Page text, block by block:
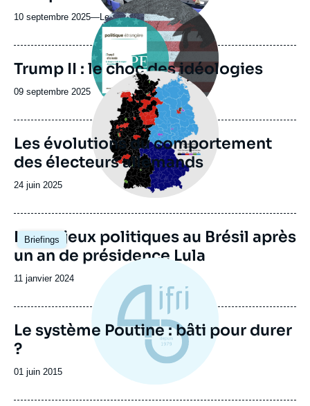
10 septembre 2025—Nom
du
revue
ou
émission
Le 1hebdo
principale
Trump II : le choc des idéologies
Date
publication
09 septembre 2025
Image
principale
Les évolutions du comportement
des électeurs allemands
Date
publication
24 juin 2025
Briefings
Image
principale
Les enjeux politiques au Brésil après
un an de présidence Lula
Date
publication
11 janvier 2024
Le système Poutine : bâti pour durer
?
Date
publication
01 juin 2015